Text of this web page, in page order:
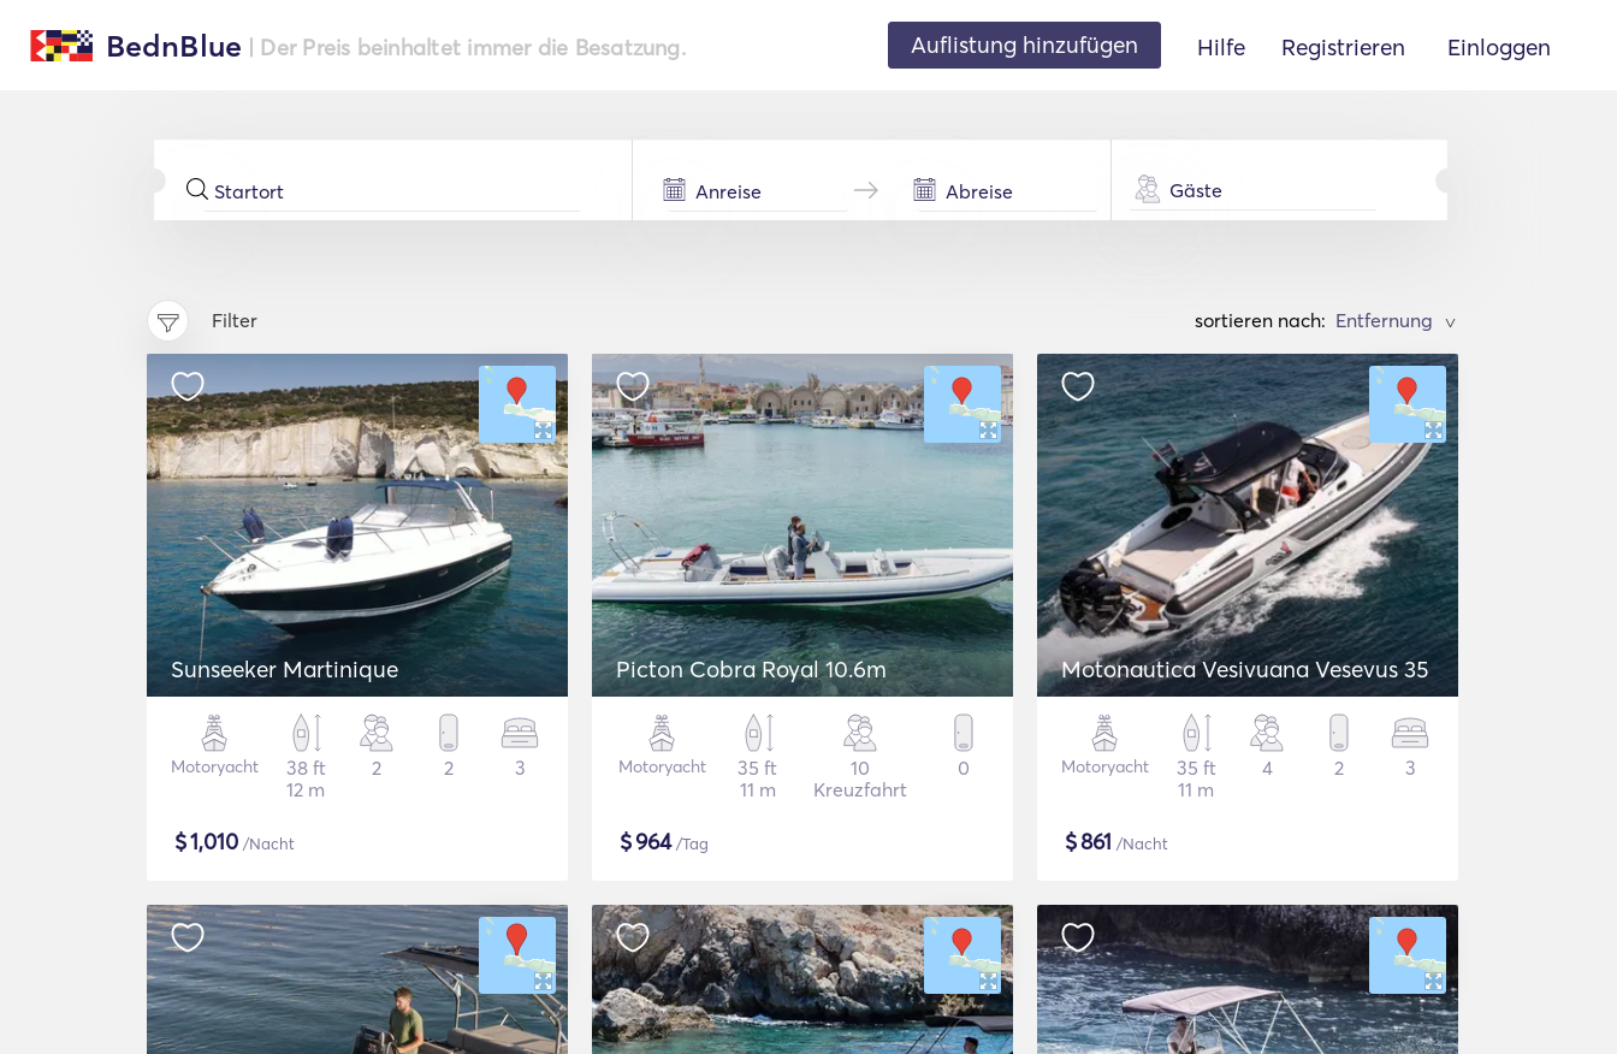
BednBlue | Der Preis beinhaltet immer die Besatzung. Auflistung hinzufügen Hilfe Registrieren Einloggen
Gäste
Filter sortieren nach: >
Sunseeker Martinique
Motoryacht
38 ft
12 m
2 2 3
$1,010 /Nacht
Picton Cobra Royal 10.6m
Motoryacht
35 ft
11 m
10
Kreuzfahrt
0
$964/Tag
Motonautica Vesivuana Vesevus 35
Motoryacht
35 ft
11 m
4 2 3
$861 /Nacht